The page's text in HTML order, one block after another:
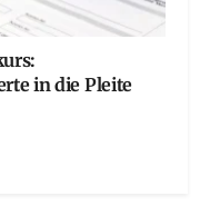
in die Pleite